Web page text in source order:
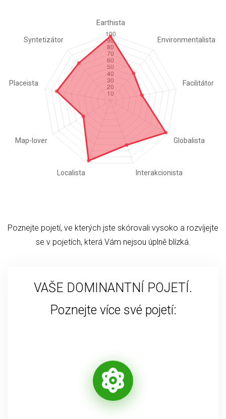
Poznejte pojetí, ve kterých jste skórovali vysoko a rozvíjejte
se v pojetích, která Vám nejsou úplně blízká.
VAŠE DOMINANTNÍ POJETÍ.
Poznejte více své pojetí: